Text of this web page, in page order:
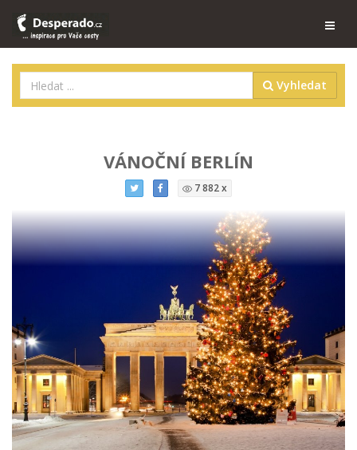
Vyhledat
VÁNOČNÍ BERLÍN
7 882 x